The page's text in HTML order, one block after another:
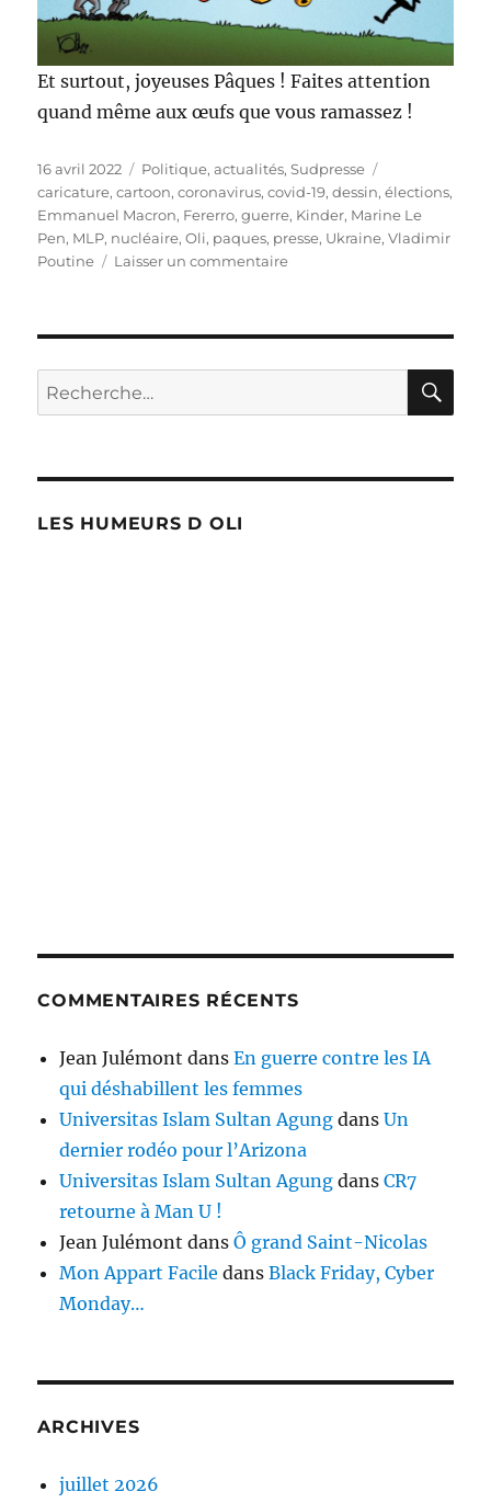
Et surtout, joyeuses Pâques ! Faites attention
quand même aux œufs que vous ramassez !
Publié
le
16 avril 2022 Catégories
Politique, actualités,Sudpresse
caricature,cartoon,coronavirus,covid-19,dessin,élections,
Emmanuel Macron, Fererro,guerre, Kinder, Marine Le
Pen, MLP, nucléaire,Oli, paques, presse, Ukraine,Vladimir
Poutine
Laisser un commentairesur
Recherche
pour :
LES HUMEURS D OLI
COMMENTAIRES RÉCENTS
Jean Julémont dansEn guerre contre les IA
qui déshabillent les femmes
Universitas Islam Sultan Agung dansUn
dernier rodéo pour l’Arizona
Universitas Islam Sultan Agung dansCR7
retourne à Man U !
Jean Julémont dansÔ grand Saint-Nicolas
Mon Appart Facile dansBlack Friday, Cyber
Monday…
ARCHIVES
juillet 2026